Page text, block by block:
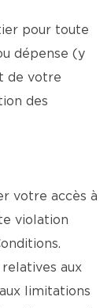
pour toute
dépense (y
de votre
des
votre accès à
violation
aux
limitations